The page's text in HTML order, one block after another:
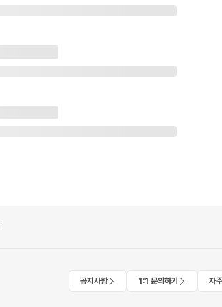
공지사항 1:1 문의하기 자